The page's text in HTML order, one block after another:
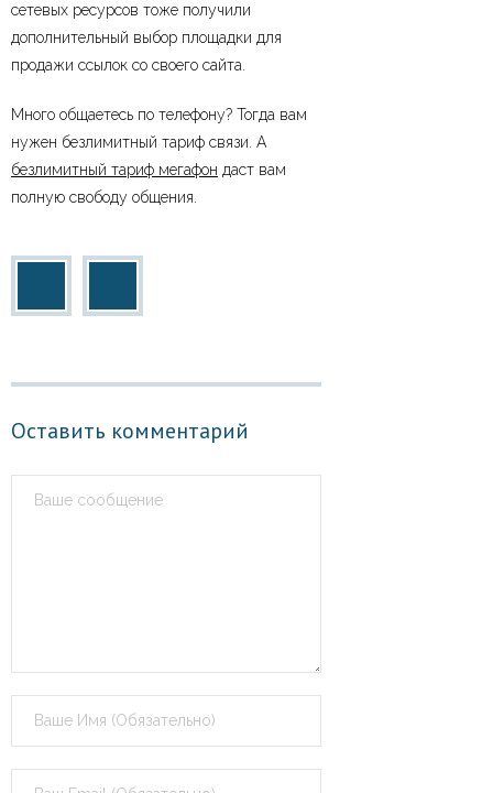
сетевых ресурсов тоже получили
дополнительный выбор площадки для
продажи ссылок со своего сайта.
Много общаетесь по телефону? Тогда вам
нужен безлимитный тариф связи. А
безлимитный тариф мегафон даст вам
полную свободу общения.
Оставить комментарий